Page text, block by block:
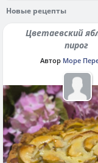
Новые рецепты
Цветаевский яблочный
пирог
Автор Море